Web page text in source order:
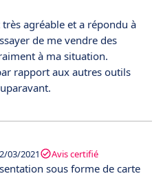
agréable et a répondu à
de me vendre des
à ma situation.
rapport aux autres outils
03/2021 Avis certifié
sous forme de carte